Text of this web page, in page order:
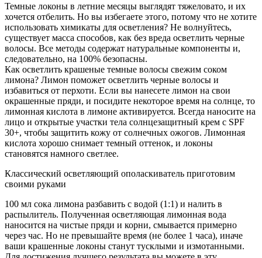
Темные локоны в летние месяцы выглядят тяжеловато, и их
хочется отбелить. Но вы избегаете этого, потому что не хотите
использовать химикаты для осветления? Не волнуйтесь,
существует масса способов, как без вреда осветлить черные
волосы. Все методы содержат натуральные компоненты и,
следовательно, на 100% безопасны.
Как осветлить крашеные темные волосы свежим соком
лимона? Лимон поможет осветлить черные волосы и
избавиться от перхоти. Если вы нанесете лимон на свои
окрашенные пряди, и посидите некоторое время на солнце, то
лимонная кислота в лимоне активируется. Всегда наносите на
лицо и открытые участки тела солнцезащитный крем с SPF
30+, чтобы защитить кожу от солнечных ожогов. Лимонная
кислота хорошо снимает темный оттенок, и локоны
становятся намного светлее.
Классический осветляющий ополаскиватель приготовим
своими руками
100 мл сока лимона разбавить с водой (1:1) и налить в
распылитель. Полученная осветляющая лимонная вода
наносится на чистые пряди и корни, смывается примерно
через час. Но не превышайте время (не более 1 часа), иначе
ваши крашенные локоны станут тусклыми и измотанными.